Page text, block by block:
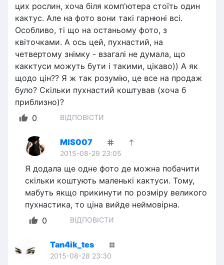
цих рослин, хоча біля комп'ютера стоїть один
кактус. Але на фото вони такі гарнюні всі.
Особливо, ті що на останьому фото, з
квіточками. А ось цей, пухнастий, на
четвертому знімку - взагалі не думала, що
какктуси можуть бути і такими, цікаво)) А як
щодо цін?? Я ж так розумію, це все на продаж
було? Скільки пухнастий коштував (хоча б
приблизно)?
0
ВІДПОВІСТИ
MIS007
2015-08-29 23:05
Я додала ще одне фото де можна побачити
скільки коштують маленькі кактуси. Тому,
мабуть якщо прикинути по розміру великого
пухнастика, то ціна вийде неймовірна.
0
ВІДПОВІСТИ
Tan4ik_tes
2015-08-28 23:30